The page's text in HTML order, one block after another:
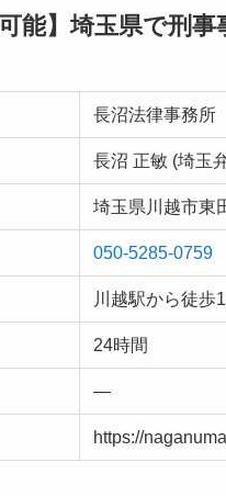
能】埼玉県で刑
長沼法律事務所
長沼 正敏 (埼玉
埼玉県川越市東
050-5285-0759
川越駅から徒歩
24時間
—
https://